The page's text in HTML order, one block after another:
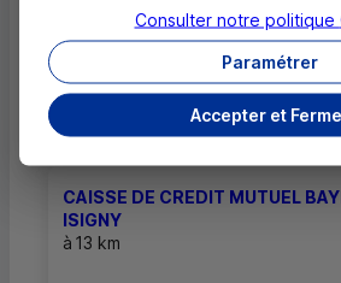
Autres caisses les plus
CAISSE DE CREDIT MUTUEL
ISIGNY
à 13 km
Accepter et
Paramétrer
Consulter notre politique